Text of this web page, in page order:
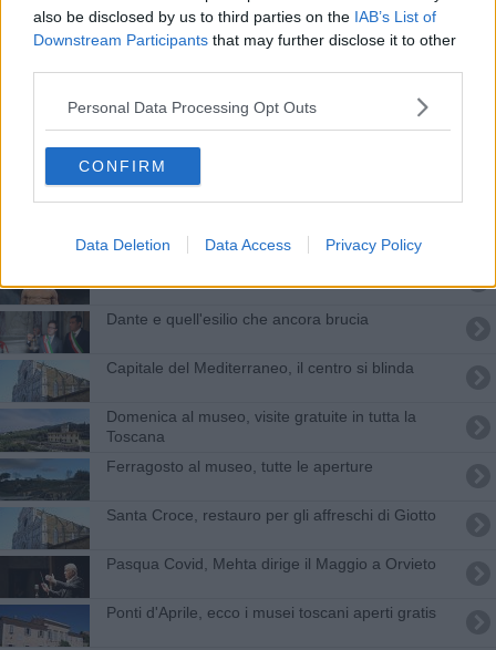
also be disclosed by us to third parties on the IAB’s List of
Downstream Participants that may further disclose it to other
Personal Data Processing Opt Outs
CONFIRM
Data Deletion Data Access Privacy Policy
Due milioni di euro per musei e sistemi museali
Musica sacra in San Lorenzo
#1MAGGIOALMUSEO, dove andare in Toscana
Dante e quell'esilio che ancora brucia
Capitale del Mediterraneo, il centro si blinda
Domenica al museo, visite gratuite in tutta la
Toscana
Ferragosto al museo, tutte le aperture
Santa Croce, restauro per gli affreschi di Giotto
Pasqua Covid, Mehta dirige il Maggio a Orvieto
Ponti d'Aprile, ecco i musei toscani aperti gratis